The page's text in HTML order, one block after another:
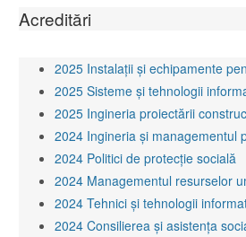
Acreditări
2025 Instalații și echipamente
2025 Sisteme și tehnologii
2025 Ingineria proiectării
2024 Ingineria şi managementul
2024 Politici de protecție socială
2024 Managementul resurselor
2024 Tehnici şi tehnologii
2024 Consilierea și asistența